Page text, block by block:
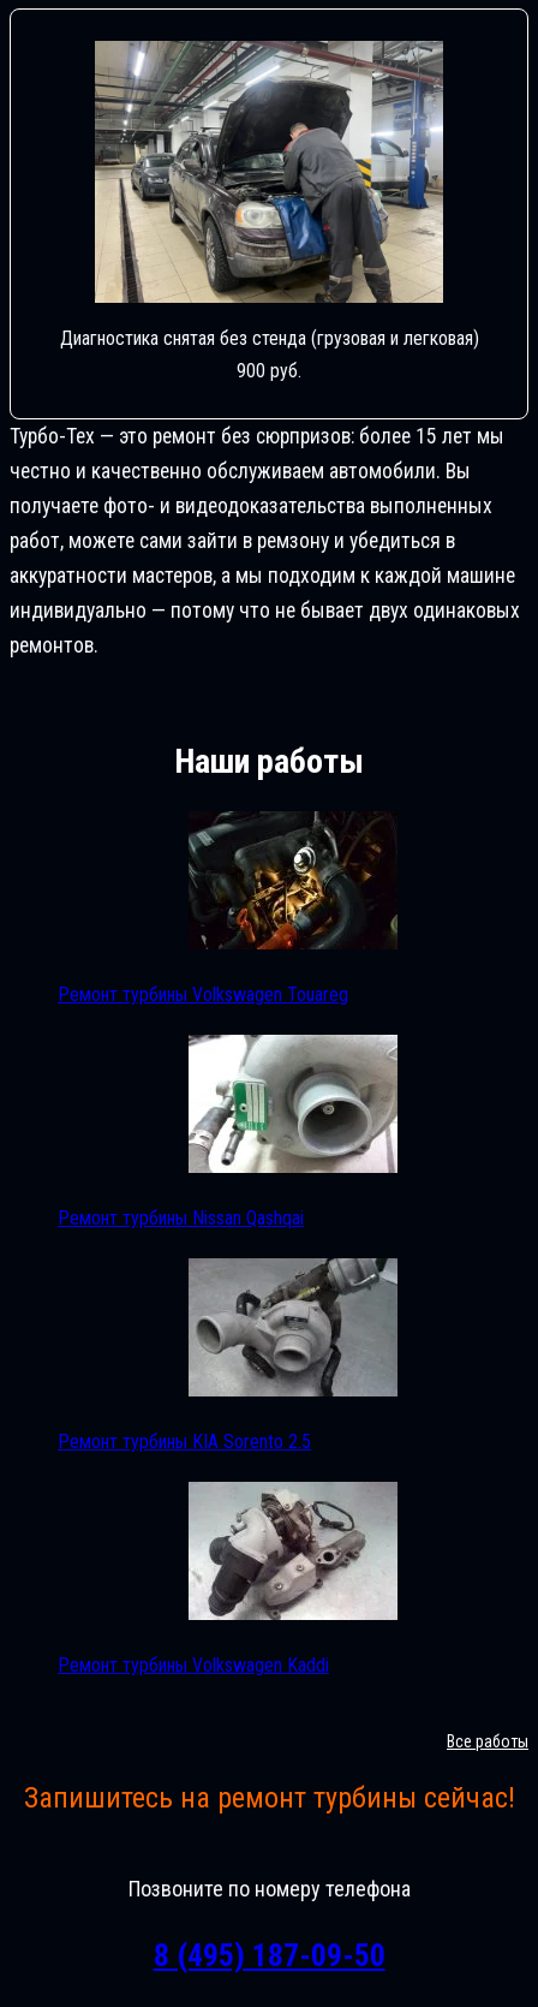
Диагностика снятая без стенда (грузовая и легковая)
900 руб.
Турбо-Тех — это ремонт без сюрпризов: более 15 лет мы
честно и качественно обслуживаем автомобили. Вы
получаете фото- и видеодоказательства выполненных
работ, можете сами зайти в ремзону и убедиться в
аккуратности мастеров, а мы подходим к каждой машине
индивидуально — потому что не бывает двух одинаковых
ремонтов.
Наши работы
Ремонт турбины Volkswagen Touareg
Ремонт турбины Nissan Qashqai
Ремонт турбины KIA Sorento 2.5
Ремонт турбины Volkswagen Kaddi
Все работы
Запишитесь на ремонт турбины сейчас!
Позвоните по номеру телефона
8 (495) 187-09-50